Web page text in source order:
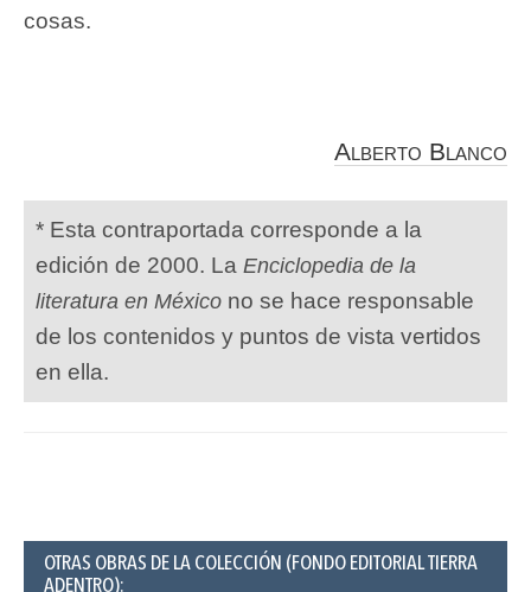
cosas.
Alberto Blanco
* Esta contraportada corresponde a la
edición de 2000. La Enciclopedia de la
literatura en México no se hace responsable
de los contenidos y puntos de vista vertidos
en ella.
OTRAS OBRAS DE LA COLECCIÓN (FONDO EDITORIAL TIERRA
ADENTRO):